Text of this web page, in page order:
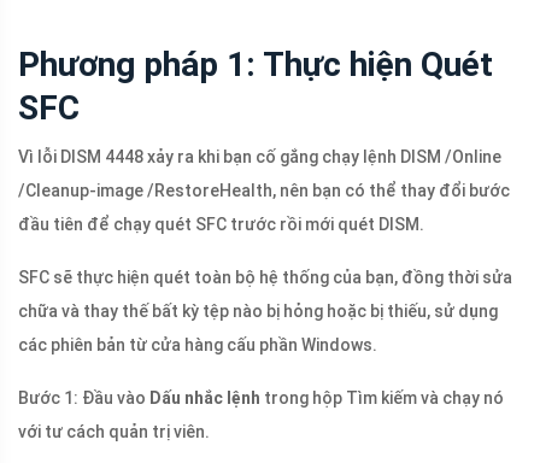
Phương pháp 1: Thực hiện Quét
SFC
Vì lỗi DISM 4448 xảy ra khi bạn cố gắng chạy lệnh DISM /Online
/Cleanup-image /RestoreHealth, nên bạn có thể thay đổi bước
đầu tiên để chạy quét SFC trước rồi mới quét DISM.
SFC sẽ thực hiện quét toàn bộ hệ thống của bạn, đồng thời sửa
chữa và thay thế bất kỳ tệp nào bị hỏng hoặc bị thiếu, sử dụng
các phiên bản từ cửa hàng cấu phần Windows.
Bước 1: Đầu vào Dấu nhắc lệnh trong hộp Tìm kiếm và chạy nó
với tư cách quản trị viên.